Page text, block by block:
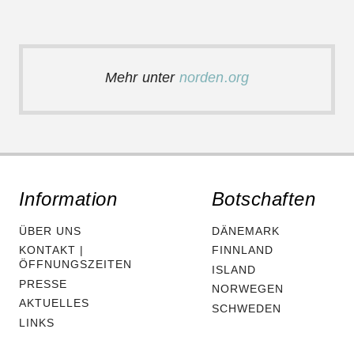
Mehr unter norden.org
Information
ÜBER UNS
KONTAKT |
ÖFFNUNGSZEITEN
PRESSE
AKTUELLES
LINKS
Botschaften
DÄNEMARK
FINNLAND
ISLAND
NORWEGEN
SCHWEDEN